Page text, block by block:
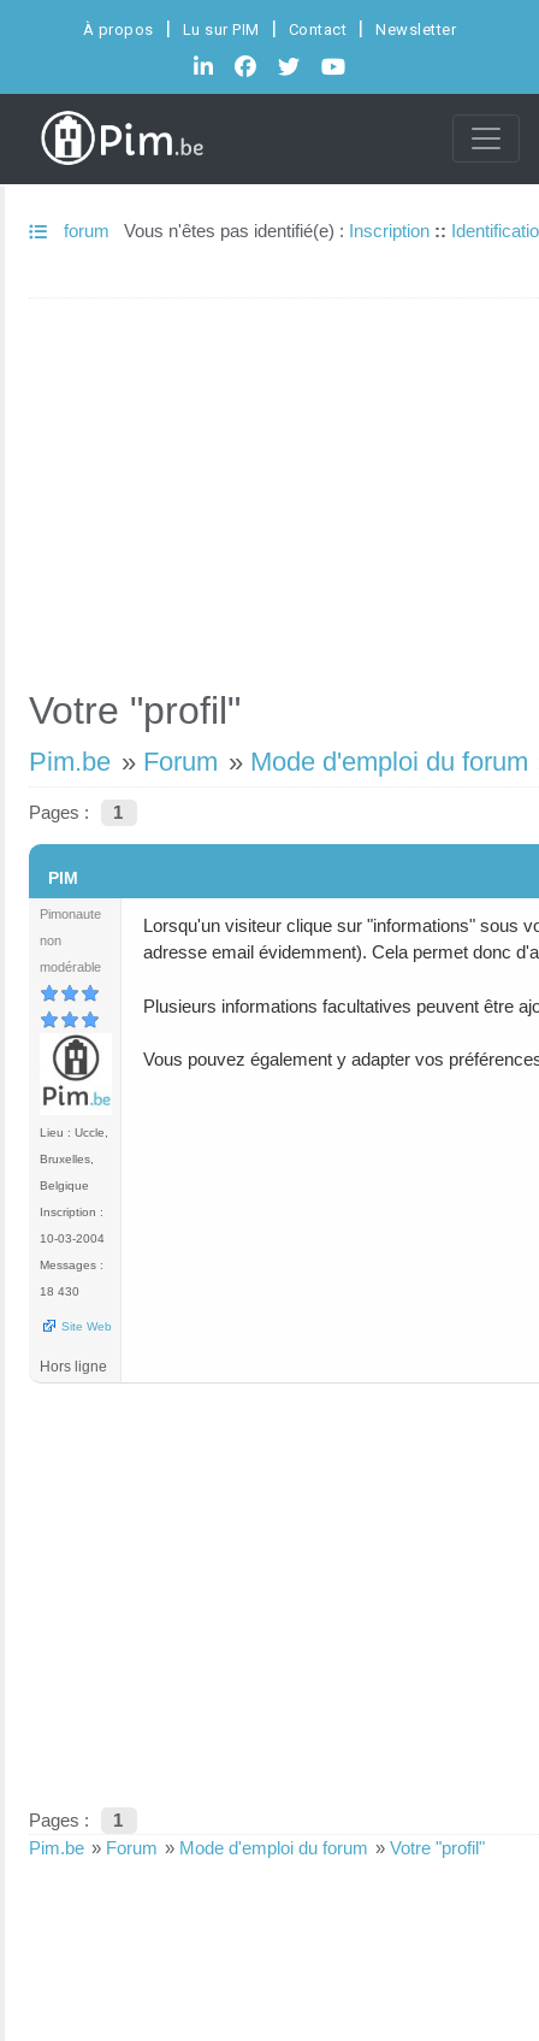
À propos Lu sur PIM Contact Newsletter
forum Vous n'êtes pas identifié(e) : Inscription ::
Votre "profil"
Pim.be » Forum » Mode d'emploi du forum
Pages : 1
PIM
Pimonaute
non
modérable
Lieu : Uccle,
Bruxelles,
Belgique
Inscription :
10-03-2004
Messages :
18 430
Site Web
Lorsqu'un visiteur clique sur "informations" sous
adresse email évidemment). Cela permet donc
Plusieurs informations facultatives peuvent être
Vous pouvez également y adapter vos
Hors ligne
Pages :
1
Pim.be » Forum » Mode d'emploi du forum » Votre "profil"